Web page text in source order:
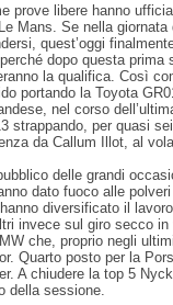
prove libere hanno
Mans. Se nella
quest’oggi
dopo questa
la qualifica. Così
portando la Toyota
nel corso
strappando, per quasi
da Callum Illot, al
delle grandi
dato fuoco alle
diversificato il
invece sul giro secco
che, proprio negli
Quarto posto per la
A chiudere la top 5
della sessione.